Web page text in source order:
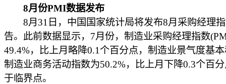
8月份PMI数据发布
8月31日，中国国家统计局将发布8月采购经理
告。此前数据显示，7月份，制造业采购经理指数
49.4%，比上月略降0.1个百分点，制造业景气度基
制造业商务活动指数为50.2%，比上月下降0.3个百
于临界点。